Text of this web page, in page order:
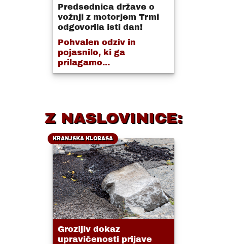
Predsednica države o
vožnji z motorjem Trmi
odgovorila isti dan!
Pohvalen odziv in
pojasnilo, ki ga
prilagamo...
Z NASLOVINICE:
KRANJSKA KLOBASA
Grozljiv dokaz
upravičenosti prijave